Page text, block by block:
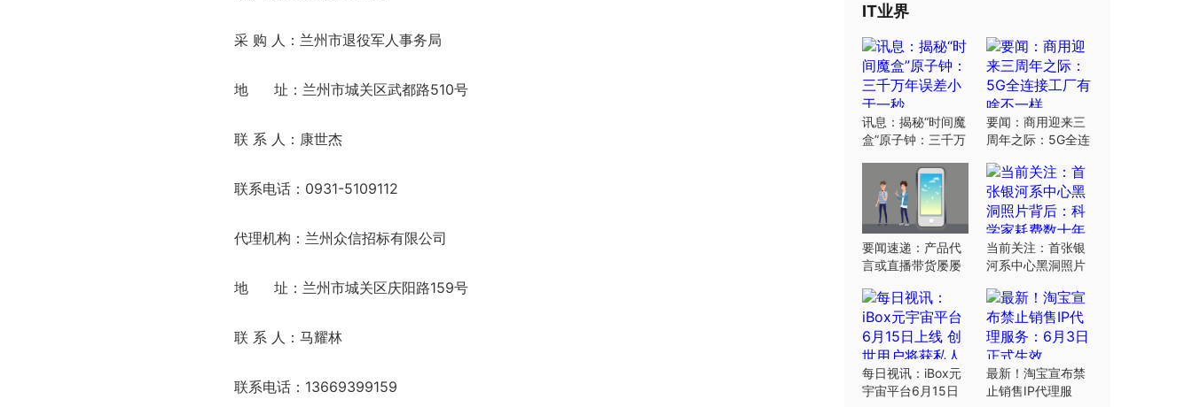
采 购 人：兰州市退役军人事务局
地 址：兰州市城关区武都路510号
联 系 人：康世杰
联系电话：0931-5109112
代理机构：兰州众信招标有限公司
地 址：兰州市城关区庆阳路159号
联 系 人：马耀林
联系电话：13669399159
IT业界
讯息：揭秘“时间魔
盒”原子钟：三千万
要闻：商用迎来三
周年之际：5G全连
要闻速递：产品代
言或直播带货屡屡
弦明星要绷紧
当前关注：首张银
河系中心黑洞照片
数十年研究
每日视讯：iBox元
宇宙平台6月15日
最新！淘宝宣布禁
止销售IP代理服